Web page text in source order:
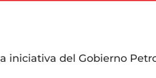
iniciativa del Gobierno